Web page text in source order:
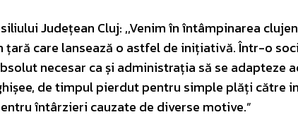
Județean Cluj: ,,Venim în întâmpinarea
care lansează o astfel de inițiativă. Într-o
necesar ca și administrația să se adapteze
de timpul pierdut pentru simple plăți către
întârzieri cauzate de diverse motive.”